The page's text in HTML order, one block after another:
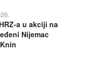
a u akciji na
Nijemac